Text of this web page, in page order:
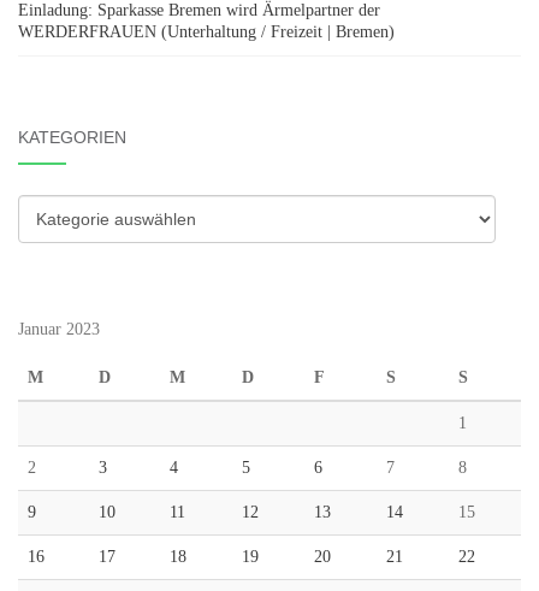
Einladung: Sparkasse Bremen wird Ärmelpartner der
WERDERFRAUEN (Unterhaltung / Freizeit | Bremen)
KATEGORIEN
Kategorien
Januar 2023
M D M D F S S
1
2 3 4 5 6 7 8
9 10 11 12 13 14 15
16 17 18 19 20 21 22